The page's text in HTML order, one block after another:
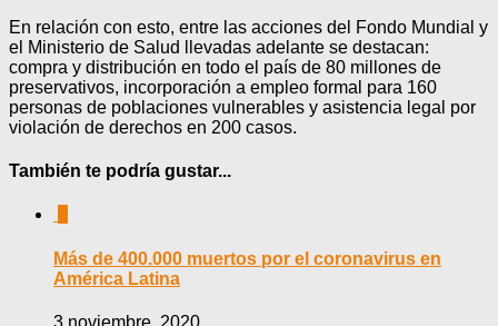
En relación con esto, entre las acciones del Fondo Mundial y
el Ministerio de Salud llevadas adelante se destacan:
compra y distribución en todo el país de 80 millones de
preservativos, incorporación a empleo formal para 160
personas de poblaciones vulnerables y asistencia legal por
violación de derechos en 200 casos.
También te podría gustar...
Más de 400.000 muertos por el coronavirus en
América Latina
3 noviembre, 2020